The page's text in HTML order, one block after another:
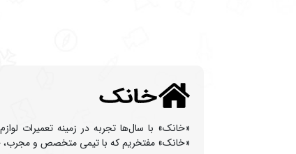
«خانک» با سال‌ها تجربه در زمینه تعمیرات
«خانک» مفتخریم که با تیمی متخصص و مجرب،